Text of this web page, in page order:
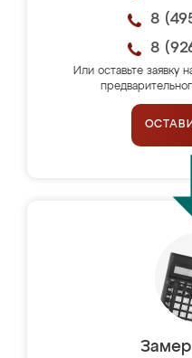
8
8
Или оставьте заявку